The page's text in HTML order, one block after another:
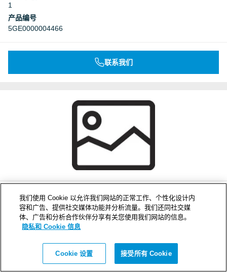
1
产品编号
5GE0000004466
联系我们
GE 6x3 AISI316
外形尺寸 WxHxD (mm)
496 x 332 x 100
重量 (kg)
5GE0000004465
我们使用 Cookie 以允许我们网站的正常工作、个性化设计内
容和广告、提供社交媒体功能并分析流量。我们还同社交媒
体、广告和分析合作伙伴分享有关您使用我们网站的信息。
隐私和 Cookie 信息
Cookie 设置 接受所有 Cookie